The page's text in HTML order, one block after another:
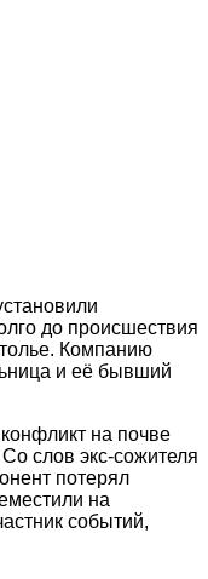
до происшествия
Компанию
и её бывший
на почве
слов экс-сожителя
потерял
на
событий,